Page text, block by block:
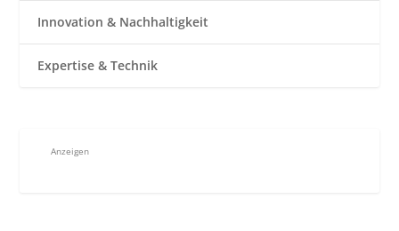
Innovation & Nachhaltigkeit
Expertise & Technik
Anzeigen